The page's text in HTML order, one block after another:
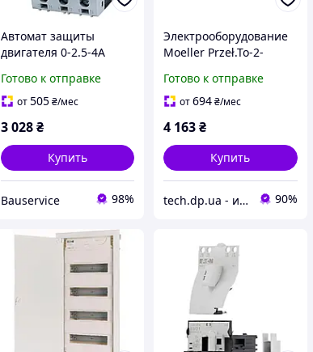
Автомат защиты
двигателя 0-2.5-4A
Готово к отправке
от505₴/мес
3 028₴
Купить
Bauservice 98%
Электрооборудование
Moeller Przeł.To-2-
Готово к отправке
от694₴/мес
4 163₴
Купить
tech.dp.ua - интернет магазин 90%